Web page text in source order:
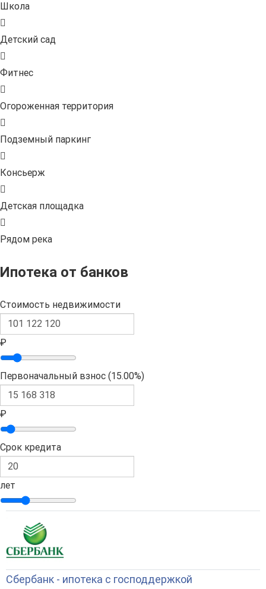
Школа
Детский сад
Фитнес
Огороженная территория
Подземный паркинг
Консьерж
Детская площадка
Рядом река
Ипотека от банков
Стоимость недвижимости
₽
Первоначальный взнос (15.00%)
₽
Срок кредита
лет
Сбербанк - ипотека с господдержкой